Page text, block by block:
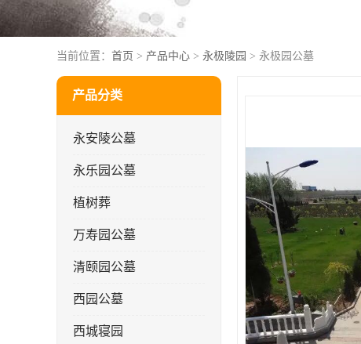
当前位置： 首页 > 产品中心 > 永极陵园 > 永极园公墓
产品分类
永安陵公墓
永乐园公墓
植树葬
万寿园公墓
清颐园公墓
西园公墓
西城寝园